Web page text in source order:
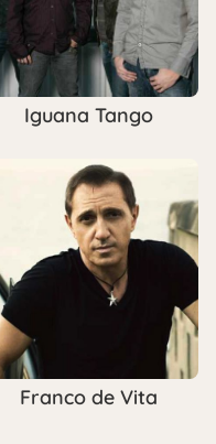
Iguana Tango
Franco de Vita